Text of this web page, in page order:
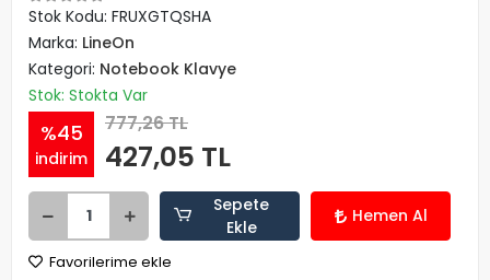
Stok Kodu: FRUXGTQSHA
Marka: LineOn
Kategori: Notebook Klavye
Stok: Stokta Var
%45
indirim
777,26 TL
427,05 TL
Sepete
Ekle
Hemen Al
Favorilerime ekle